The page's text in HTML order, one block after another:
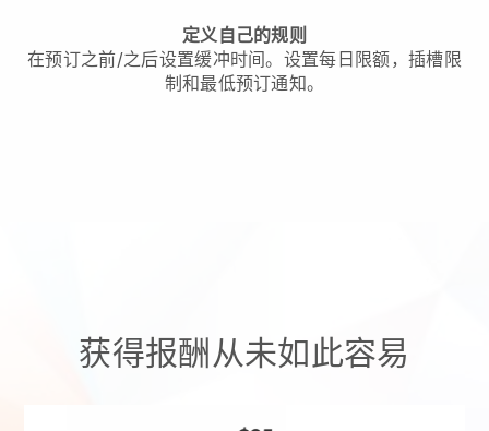
定义自己的规则
在预订之前/之后设置缓冲时间。设置每日限额，插槽限
制和最低预订通知。
获得报酬从未如此容易